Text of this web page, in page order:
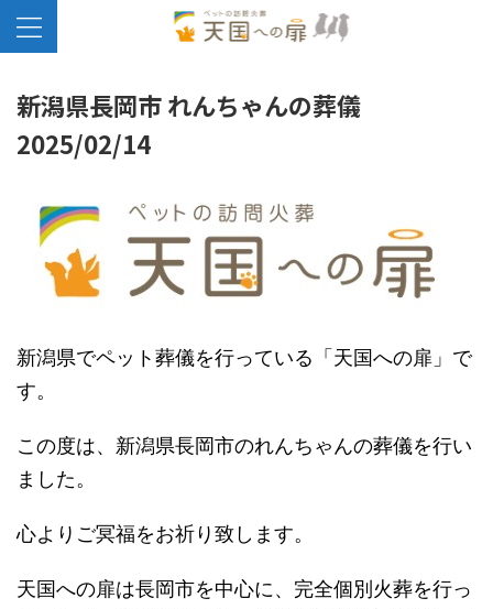
新潟県長岡市 れんちゃんの葬儀
2025/02/14
新潟県でペット葬儀を行っている「天国への扉」で
す。
この度は、新潟県長岡市のれんちゃんの葬儀を行い
ました。
心よりご冥福をお祈り致します。
天国への扉は長岡市を中心に、完全個別火葬を行っ